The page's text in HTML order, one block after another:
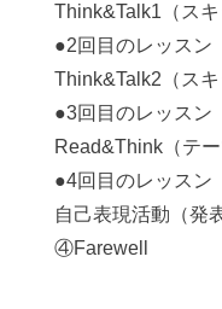
Think&Talk1（ス
●2回目のレッスン
Think&Talk2（ス
●3回目のレッスン
Read&Think（テ
●4回目のレッスン
自己表現活動（発
④Farewell